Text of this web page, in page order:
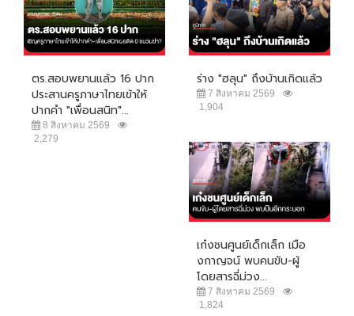
ตร.สอบพยานแล้ว 16 ปาก
ประสานครูภาษาไทยเข้าให้
ปากคำ "เพื่อนสนิท"...
8 สิงหาคม 2569
2,279
ร่าง "ฮลุน" ถึงบ้านเกิดแล้ว
7 สิงหาคม 2569
1,904
เก๋งชนศูนย์เด็กเล็ก เมือ
งกาญจน์ พบคนขับ-ผู้
โดยสารฉี่ม่วง...
7 สิงหาคม 2569
1,824